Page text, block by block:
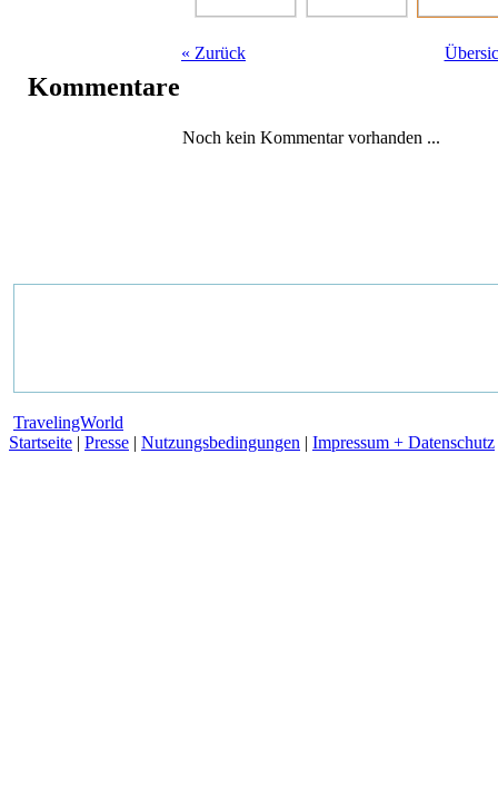
« Zurück
Kommentare
Noch kein Kommentar vorhanden ...
TravelingWorld
Startseite | Presse | Nutzungsbedingungen | Impressum + Datenschutz